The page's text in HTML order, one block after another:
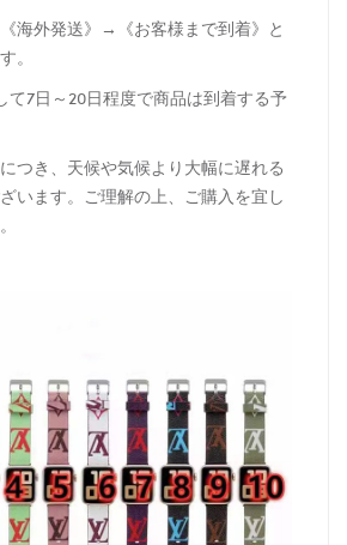
海外発送》→《お客様まで到着》と
。
て7日～20日程度で商品は到着する予
つき、天候や気候より大幅に遅れる
います。ご理解の上、ご購入を宜し